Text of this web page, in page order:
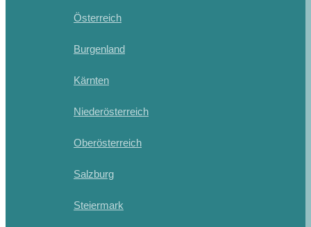
Österreich
Burgenland
Kärnten
Niederösterreich
Oberösterreich
Salzburg
Steiermark